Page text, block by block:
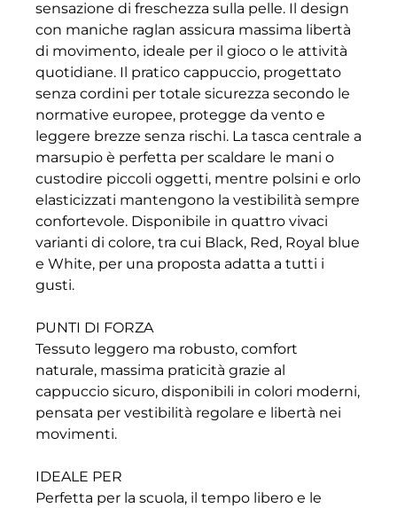
sensazione di freschezza sulla pelle. Il design
con maniche raglan assicura massima libertà
di movimento, ideale per il gioco o le attività
quotidiane. Il pratico cappuccio, progettato
senza cordini per totale sicurezza secondo le
normative europee, protegge da vento e
leggere brezze senza rischi. La tasca centrale a
marsupio è perfetta per scaldare le mani o
custodire piccoli oggetti, mentre polsini e orlo
elasticizzati mantengono la vestibilità sempre
confortevole. Disponibile in quattro vivaci
varianti di colore, tra cui Black, Red, Royal blue
e White, per una proposta adatta a tutti i
gusti.
PUNTI DI FORZA
Tessuto leggero ma robusto, comfort
naturale, massima praticità grazie al
cappuccio sicuro, disponibili in colori moderni,
pensata per vestibilità regolare e libertà nei
movimenti.
IDEALE PER
Perfetta per la scuola, il tempo libero e le